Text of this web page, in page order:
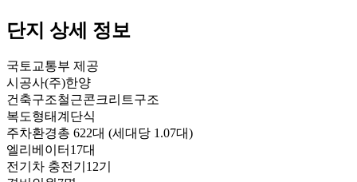
단지 상세 정보
국토교통부 제공
시공사(주)한양
건축구조철근콘크리트구조
복도형태계단식
주차환경총 622대 (세대당 1.07대)
엘리베이터 17대
전기차 충전기 12기